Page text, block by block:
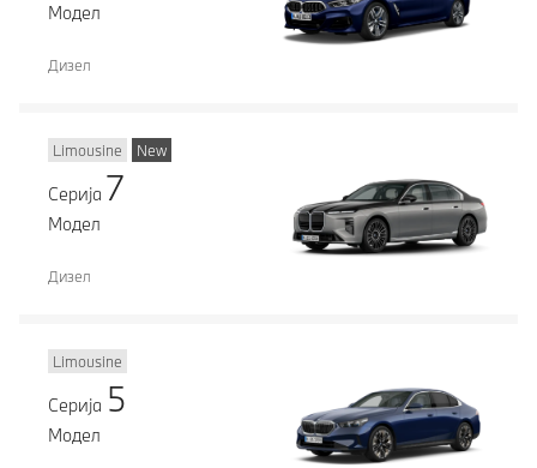
Модел
Дизел
Limousine New
Серија 7
Модел
Дизел
Limousine
Серија 5
Модел